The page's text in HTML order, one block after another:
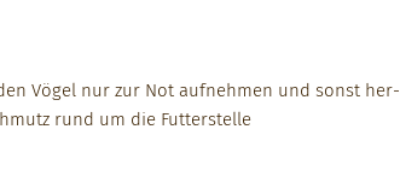
Vögel nur zur Not aufnehmen und son­st her­
rund um die Fut­ter­stelle